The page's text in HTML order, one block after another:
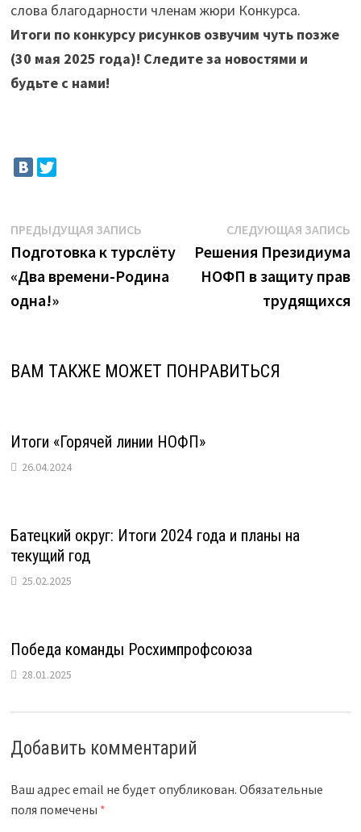
слова благодарности членам жюри Конкурса.
Итоги по конкурсу рисунков озвучим чуть позже
(30 мая 2025 года)! Следите за новостями и
будьте с нами!
Навигация
по
записям
ПРЕДЫДУЩАЯ ЗАПИСЬ
запись:
Подготовка к турслёту
«Два времени-Родина
одна!»
СЛЕДУЮЩАЯ ЗАПИСЬ
Решения Президиума
НОФП в защиту прав
трудящихся
ВАМ ТАКЖЕ МОЖЕТ ПОНРАВИТЬСЯ
Итоги «Горячей линии НОФП»
26.04.2024
Батецкий округ: Итоги 2024 года и планы на
текущий год
25.02.2025
Победа команды Росхимпрофсоюза
28.01.2025
Добавить комментарий
Ваш адрес email не будет опубликован. Обязательные
поля помечены *